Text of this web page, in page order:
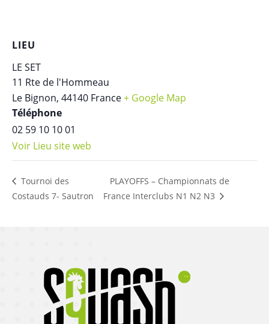
LIEU
LE SET
11 Rte de l'Hommeau
Le Bignon, 44140 France+ Google Map
Téléphone
02 59 10 10 01
Voir Lieu site web
Tournoi des
Costauds 7- Sautron
PLAYOFFS – Championnats de
France Interclubs N1 N2 N3